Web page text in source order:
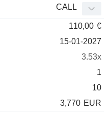
CALL
110,00 €
15-01-2027
3.53x
1
10
3,770 EUR